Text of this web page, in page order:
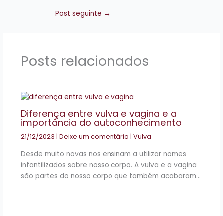
Post seguinte →
Posts relacionados
Diferença entre vulva e vagina e a
importância do autoconhecimento
21/12/2023 | Deixe um comentário | Vulva
Desde muito novas nos ensinam a utilizar nomes
infantilizados sobre nosso corpo. A vulva e a vagina
são partes do nosso corpo que também acabaram…